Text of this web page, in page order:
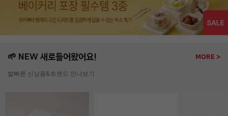
🌱 NEW 새로들어왔어요! MORE >
발빠른 신상품&트랜드 만나보기